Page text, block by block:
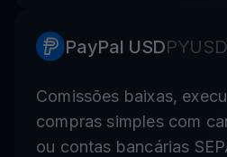
PayPal USDPYUSD
Comissões baixas,
compras simples com
ou contas bancárias